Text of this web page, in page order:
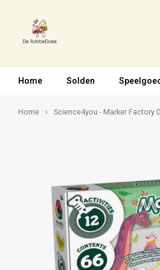
Home Solden
Home Science4you - Marker Factory